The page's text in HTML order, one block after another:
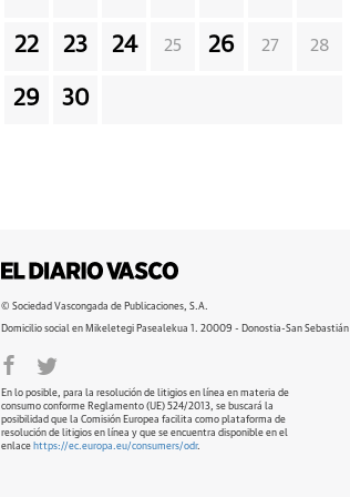
22 23 24 25 26 27 28
29 30
© Sociedad Vascongada de Publicaciones, S.A.
Domicilio social en Mikeletegi Pasealekua 1. 20009 - Donostia-San Sebastián
En lo posible, para la resolución de litigios en línea en materia de
consumo conforme Reglamento (UE) 524/2013, se buscará la
posibilidad que la Comisión Europea facilita como plataforma de
resolución de litigios en línea y que se encuentra disponible en el
enlace https://ec.europa.eu/consumers/odr.